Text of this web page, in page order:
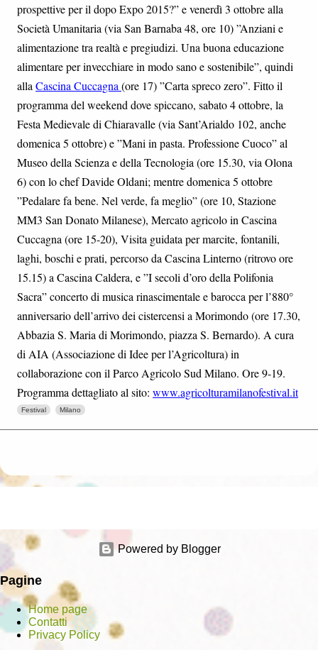
prospettive per il dopo Expo 2015?” e venerdì 3 ottobre alla
Società Umanitaria (via San Barnaba 48, ore 10) ”Anziani e
alimentazione tra realtà e pregiudizi. Una buona educazione
alimentare per invecchiare in modo sano e sostenibile”, quindi
alla Cascina Cuccagna (ore 17) ”Carta spreco zero”. Fitto il
programma del weekend dove spiccano, sabato 4 ottobre, la
Festa Medievale di Chiaravalle (via Sant’Arialdo 102, anche
domenica 5 ottobre) e ”Mani in pasta. Professione Cuoco” al
Museo della Scienza e della Tecnologia (ore 15.30, via Olona
6) con lo chef Davide Oldani; mentre domenica 5 ottobre
”Pedalare fa bene. Nel verde, fa meglio” (ore 10, Stazione
MM3 San Donato Milanese), Mercato agricolo in Cascina
Cuccagna (ore 15-20), Visita guidata per marcite, fontanili,
laghi, boschi e prati, percorso da Cascina Linterno (ritrovo ore
15.15) a Cascina Caldera, e ”I secoli d’oro della Polifonia
Sacra” concerto di musica rinascimentale e barocca per l’880°
anniversario dell’arrivo dei cistercensi a Morimondo (ore 17.30,
Abbazia S. Maria di Morimondo, piazza S. Bernardo). A cura
di AIA (Associazione di Idee per l’Agricoltura) in
collaborazione con il Parco Agricolo Sud Milano. Ore 9-19.
Programma dettagliato al sito: www.agricolturamilanofestival.it
Festival Milano
Powered by Blogger
Pagine
Home page
Contatti
Privacy Policy